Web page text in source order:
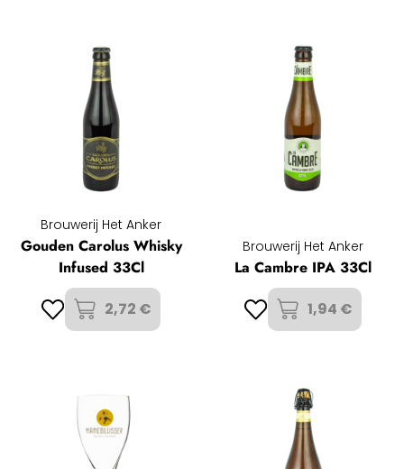
Brouwerij Het Anker
Gouden Carolus Whisky
Infused 33Cl
2,72 €
Brouwerij Het Anker
La Cambre IPA 33Cl
1,94 €